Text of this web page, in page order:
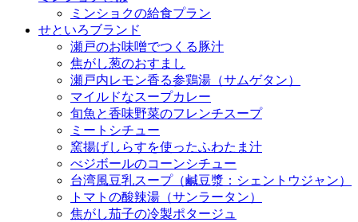
ミンショクの給食プラン
せといろブランド
瀬戸のお味噌でつくる豚汁
焦がし葱のおすまし
瀬戸内レモン香る参鶏湯（サムゲタン）
マイルドなスープカレー
旬魚と香味野菜のフレンチスープ
ミートシチュー
窯揚げしらすを使ったふわたま汁
べジボールのコーンシチュー
台湾風豆乳スープ（鹹豆漿：シェントウジャン）
トマトの酸辣湯（サンラータン）
焦がし茄子の冷製ポタージュ